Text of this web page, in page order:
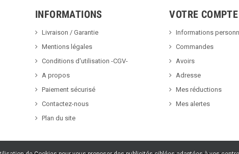
INFORMATIONS
Livraison / Garantie
Mentions légales
Conditions d'utilisation -CGV-
A propos
Paiement sécurisé
Contactez-nous
Plan du site
VOTRE COMPTE
Informations
Commandes
Avoirs
Adresse
Mes réductions
Mes alertes